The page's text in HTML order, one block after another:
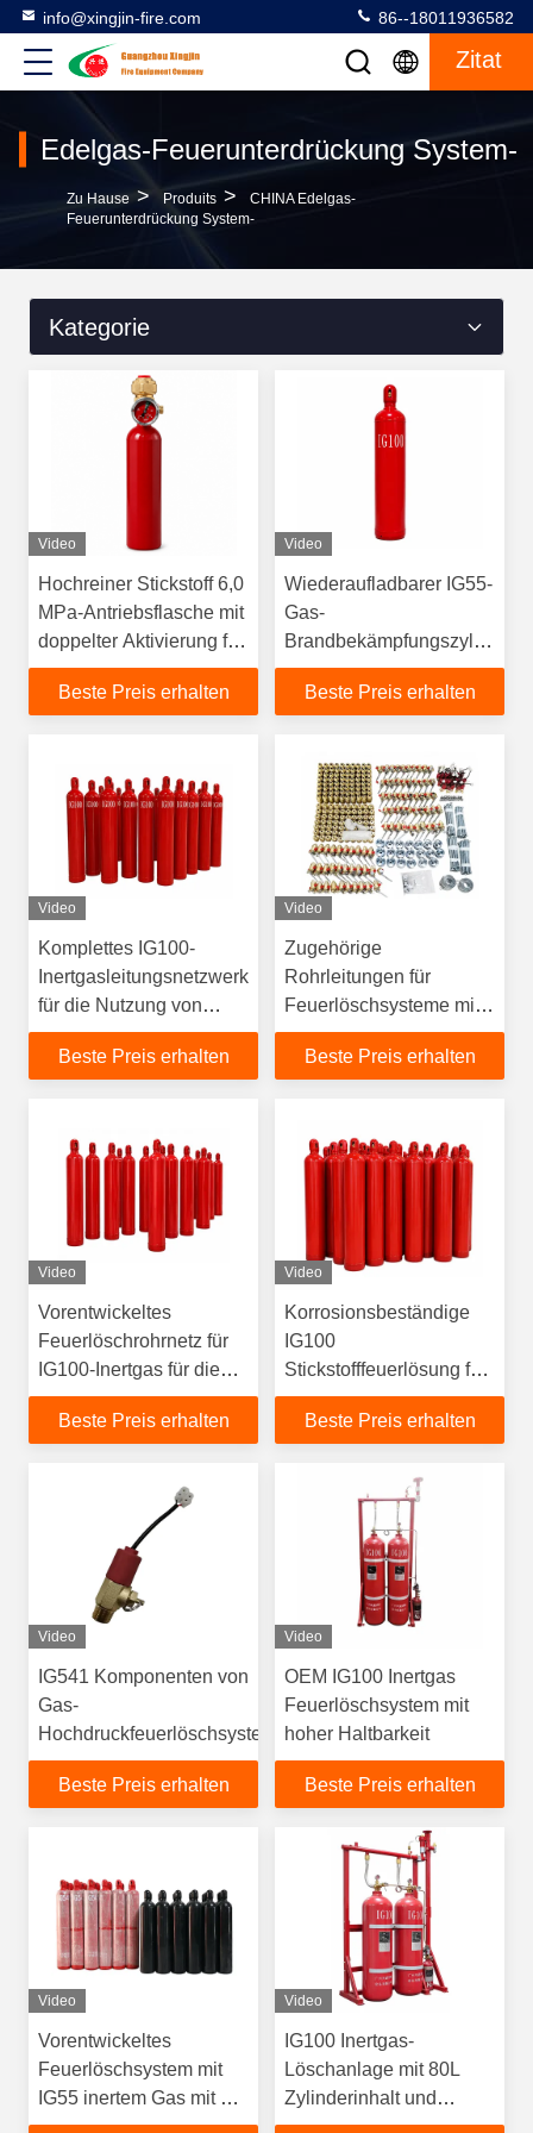
info@xingjin-fire.com 86--18011936582
Zitat
Edelgas-Feuerunterdrückung System-
Zu Hause > Produits >
CHINA Edelgas-
Feuerunterdrückung System-
Kategorie
Video
Hochreiner Stickstoff 6,0
MPa-Antriebsflasche mit
doppelter Aktivierung für
Feuerlöschsysteme mit
Inertgas
Beste Preis erhalten
Video
Wiederaufladbarer IG55-
Gas-
Brandbekämpfungszylinder
für den industriellen
Gefahrenschutz
Beste Preis erhalten
Video
Komplettes IG100-
Inertgasleitungsnetzwerk
für die Nutzung von
Rechenzentrum und
Serverraum
Beste Preis erhalten
Video
Zugehörige
Rohrleitungen für
Feuerlöschsysteme mit
hohem Gasdruck IG100
Beste Preis erhalten
Video
Vorentwickeltes
Feuerlöschrohrnetz für
IG100-Inertgas für die
totale Überschwemmung
Beste Preis erhalten
Video
Korrosionsbeständige
IG100
Stickstofffeuerlösung für
die industrielle
Gefahrensicherheit
Beste Preis erhalten
Video
IG541 Komponenten von
Gas-
Hochdruckfeuerlöschsystemen
Beste Preis erhalten
Video
OEM IG100 Inertgas
Feuerlöschsystem mit
hoher Haltbarkeit
Beste Preis erhalten
Video
Vorentwickeltes
Feuerlöschsystem mit
IG55 inertem Gas mit 80
L Zylindervolumen und
Video
IG100 Inertgas-
Löschanlage mit 80L
Zylinderinhalt und
15MPa Arbeitsdruck für